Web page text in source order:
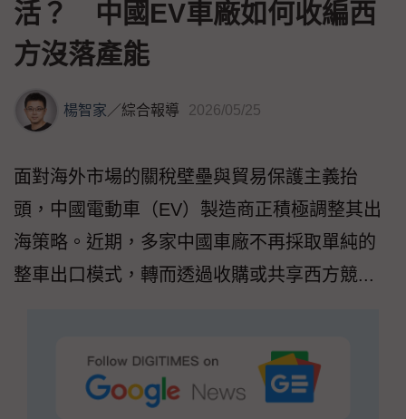
活？ 中國EV車廠如何收編西
方沒落產能
楊智家 ／綜合報導 2026/05/25
面對海外市場的關稅壁壘與貿易保護主義抬
頭，中國電動車（EV）製造商正積極調整其出
海策略。近期，多家中國車廠不再採取單純的
整車出口模式，轉而透過收購或共享西方競...